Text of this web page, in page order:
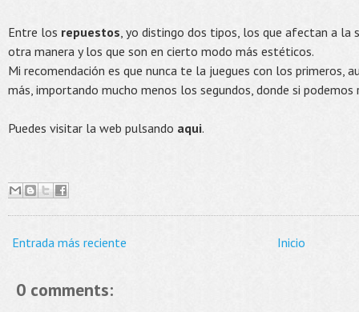
Entre los repuestos, yo distingo dos tipos, los que afectan a la
otra manera y los que son en cierto modo más estéticos.
Mi recomendación es que nunca te la juegues con los primeros,
más, importando mucho menos los segundos, donde si
Puedes visitar la web pulsando aqui.
Entrada más reciente Inicio
0 comments: